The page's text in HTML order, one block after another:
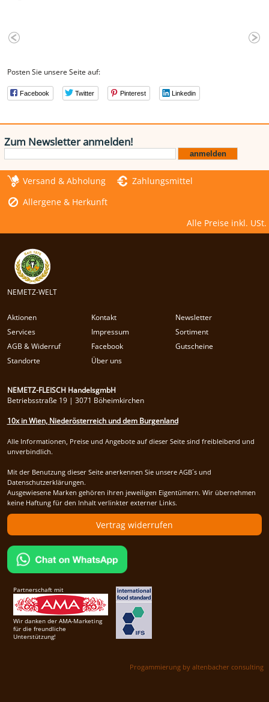
Posten Sie unsere Seite auf:
Facebook Twitter Pinterest Linkedin
Zum Newsletter anmelden!
Versand & Abholung
Zahlungsmittel
Allergene & Herkunft
Alle Preise inkl. USt.
NEMETZ-WELT
Aktionen Kontakt
Newsletter
Services
Impressum
Sortiment
AGB & Widerruf
Facebook
Gutscheine
Standorte
Über uns
NEMETZ-FLEISCH HandelsgmbH
Betriebsstraße 19 | 3071 Böheimkirchen
10x in Wien, Niederösterreich und dem Burgenland
Alle Informationen, Preise und Angebote auf dieser Seite sind freibleibend und
unverbindlich.
Mit der Benutzung dieser Seite anerkennen Sie unsere AGB´s und
Datenschutzerklärungen.
Ausgewiesene Marken gehören ihren jeweiligen Eigentümern. Wir übernehmen
keine Haftung für den Inhalt verlinkter externer Links.
Vertrag widerrufen
Partnerschaft mit
Wir danken der AMA-Marketing
für die freundliche
Unterstützung!
Progammierung by altenbacher consulting